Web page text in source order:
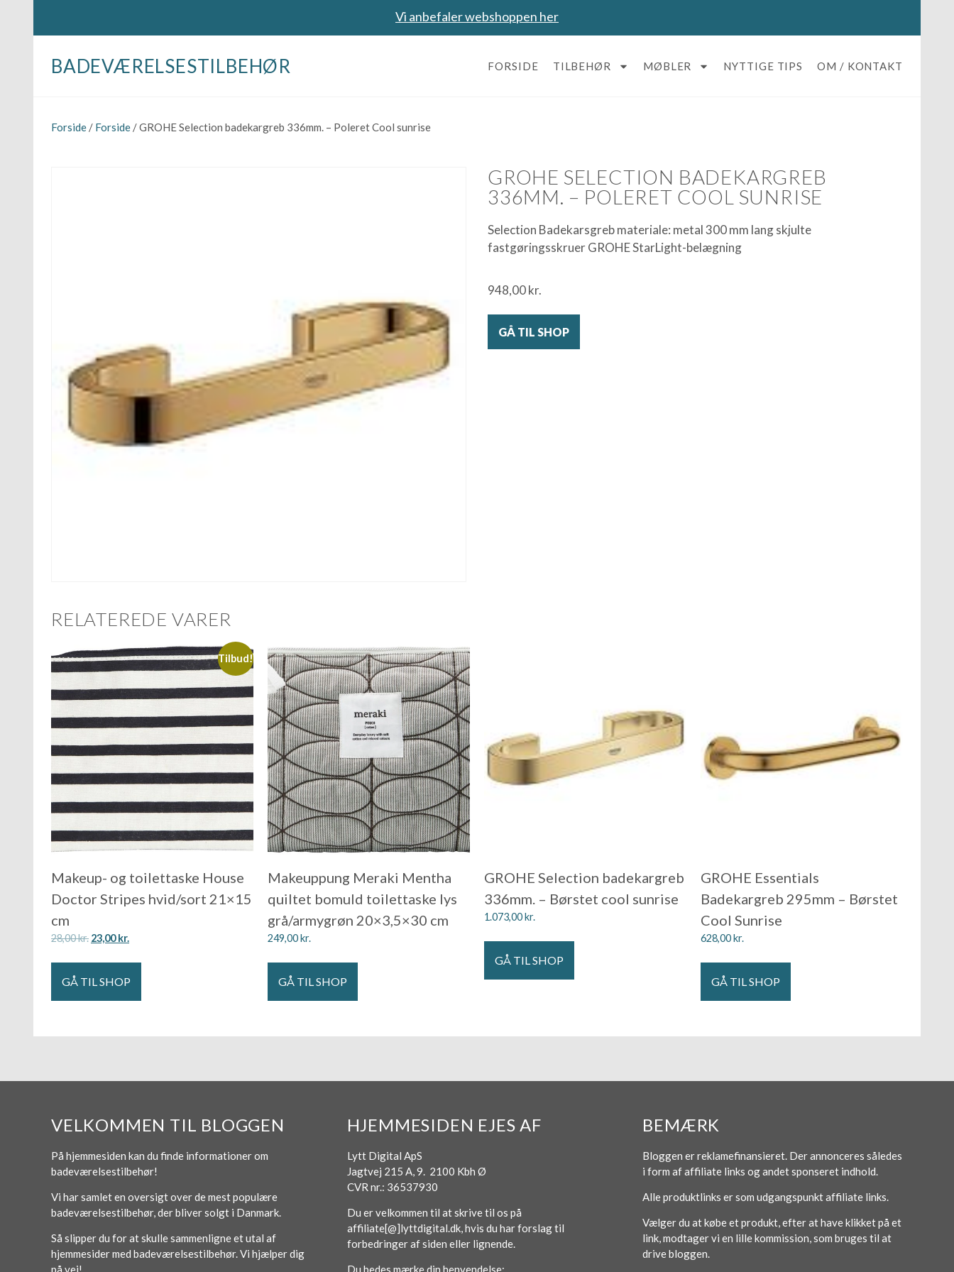
Vi anbefaler webshoppen her
BADEVÆRELSESTILBEHØR FORSIDE TILBEHØR MØBLER NYTTIGE TIPS OM / KONTAKT
Forside / Forside / GROHE Selection badekargreb 336mm. – Poleret Cool sunrise
GROHE SELECTION BADEKARGREB
336MM. – POLERET COOL SUNRISE
Selection Badekarsgreb materiale: metal 300 mm lang skjulte
fastgøringsskruer GROHE StarLight-belægning
948,00kr.
GÅ TIL SHOP
RELATEREDE VARER
Tilbud!
Makeup- og toilettaske House
Doctor Stripes hvid/sort 21×15
cm
28,00kr. 23,00kr.
GÅ TIL SHOP
Makeuppung Meraki Mentha
quiltet bomuld toilettaske lys
grå/armygrøn 20×3,5×30 cm
249,00kr.
GÅ TIL SHOP
GROHE Selection badekargreb
336mm. – Børstet cool sunrise
1.073,00kr.
GÅ TIL SHOP
GROHE Essentials
Badekargreb 295mm – Børstet
Cool Sunrise
628,00kr.
GÅ TIL SHOP
VELKOMMEN TIL BLOGGEN
På hjemmesiden kan du finde informationer om
badeværelsestilbehør!
Vi har samlet en oversigt over de mest populære
badeværelsestilbehør, der bliver solgt i Danmark.
Så slipper du for at skulle sammenligne et utal af
hjemmesider med badeværelsestilbehør. Vi hjælper dig
HJEMMESIDEN EJES AF
Lytt Digital ApS
Jagtvej 215 A, 9. 2100 Kbh Ø
CVR nr.: 36537930
Du er velkommen til at skrive til os på
affiliate[@]lyttdigital.dk, hvis du har forslag til
forbedringer af siden eller lignende.
BEMÆRK
Bloggen er reklamefinansieret. Der annonceres således
i form af affiliate links og andet sponseret indhold.
Alle produktlinks er som udgangspunkt affiliate links.
Vælger du at købe et produkt, efter at have klikket på et
link, modtager vi en lille kommission, som bruges til at
drive bloggen.